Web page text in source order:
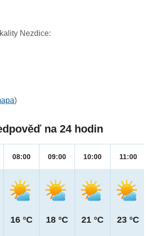
Nezdice:
)
na 24 hodin
08:00
16 °C
09:00
18 °C
10:00
21 °C
11:00
23 °C